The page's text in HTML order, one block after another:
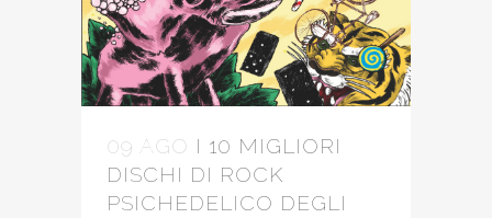
09 AGO I 10 MIGLIORI
DISCHI DI ROCK
PSICHEDELICO DEGLI